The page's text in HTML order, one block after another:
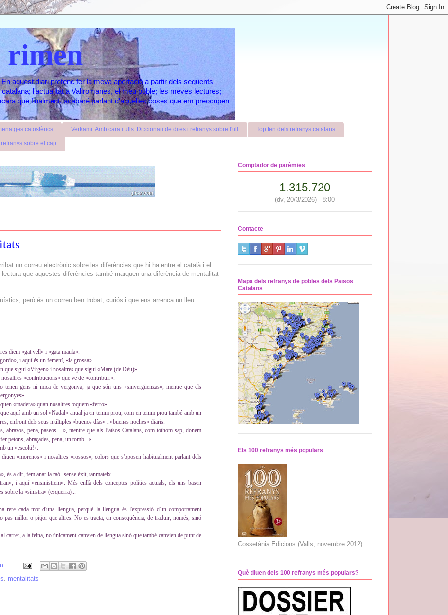
rimen
aquest diari pretenc fer la meva aportació a partir dels següents
l'actualitat a Vallromanes, el meu poble; les meves lectures;
que finalment, acabaré parlant d'aquelles coses que em preocupen
catosfèrics Verkami: Amb cara i ulls. Diccionari de dites i refranys sobre l'ull Top ten dels refranys catalans
sobre el cap
un correu electrònic sobre les diferències que hi ha entre el català i el
que aquestes diferències també marquen una diferència de mentalitat
però és un correu ben trobat, curiós i que ens arrenca un lleu
diem «gat vell» i «gata maula».
i aquí és un femení, «la grossa».
que sigui «Virgen» i nosaltres que sigui «Mare (de Déu)».
«contribucions» que ve de «contribuir».
tenen gens ni mica de vergonya, ja que són uns «sinvergüenzas», mentre que els
«madera» quan nosaltres toquem «ferro».
aquí amb un sol «Nadal» anual ja en tenim prou, com en tenim prou també amb un
enfront dels seus múltiples «buenos días» i «buenas noches» diaris.
abrazos, pena, paseos ...», mentre que als Països Catalans, com tothom sap, donem
petons, abraçades, pena, un tomb...».
un «escolti!».
«morenos» i nosaltres «rossos», colors que s'oposen habitualment parlant dels
és a dir, fem anar la raó -sense èxit, tanmateix.
i aquí «ensinistrem». Més enllà dels conceptes polítics actuals, els uns basen
sobre la «sinistra» (esquerra)...
rere cada mot d'una llengua, perquè la llengua és l'expressió d'un comportament
pas millor o pitjor que altres. No es tracta, en conseqüència, de traduir, només, sinó
carrer, a la feina, no únicament canvien de llengua sinó que també canvien de punt de
mentalitats
Comptador de parèmies
1.315.720
(dv, 20/3/2026) - 8:00
Contacte
Mapa dels refranys de pobles dels Països
Catalans
Els 100 refranys més populars
Cossetània Edicions (Valls, novembre 2012)
Què diuen dels 100 refranys més populars?